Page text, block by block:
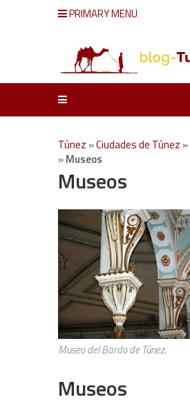
PRIMARY MENU
Túnez »Ciudades de Túnez »
»Museos
Museos
Museo del Bardo de Túnez.
Museos